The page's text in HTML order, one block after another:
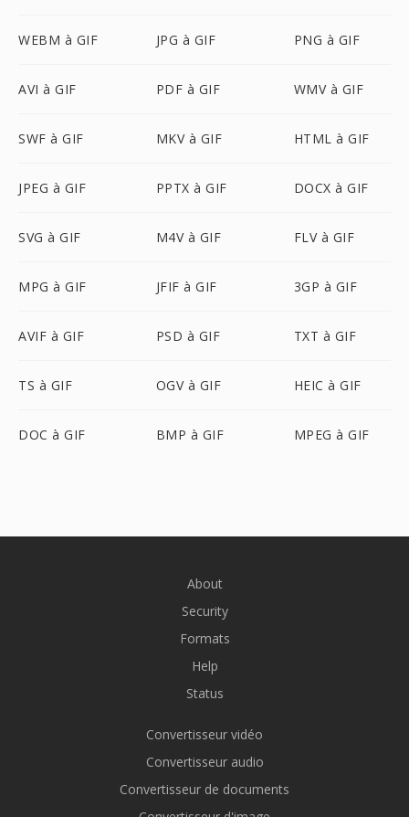
WEBM à GIF JPG à GIF PNG à GIF
AVI à GIF PDF à GIF WMV à GIF
SWF à GIF MKV à GIF HTML à GIF
JPEG à GIF PPTX à GIF DOCX à GIF
SVG à GIF M4V à GIF FLV à GIF
MPG à GIF JFIF à GIF 3GP à GIF
AVIF à GIF PSD à GIF TXT à GIF
TS à GIF OGV à GIF HEIC à GIF
DOC à GIF BMP à GIF MPEG à GIF
About
Security
Formats
Help
Status
Convertisseur vidéo
Convertisseur audio
Convertisseur de documents